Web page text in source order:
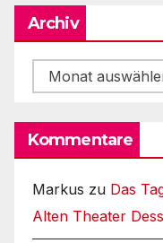
Archiv
Archiv
Kommentare
Markus zu Das
Alten Theater